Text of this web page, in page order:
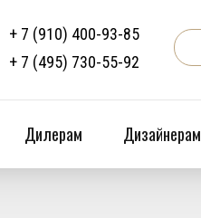
+ 7 (910) 400-93-85
+ 7 (495) 730-55-92
Дилерам Дизайнерам